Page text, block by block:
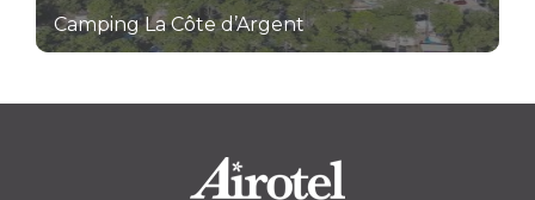
Camping La Côte d’Argent